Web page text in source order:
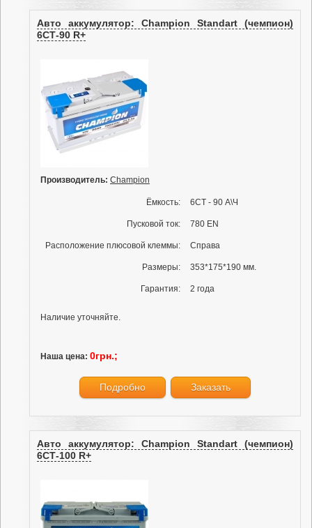
Авто аккумулятор: Champion Standart (чемпион)
6СТ-90 R+
Производитель: Champion
Ёмкость: 6СТ - 90 А\Ч
Пусковой ток: 780 EN
Расположение плюсовой клеммы: Справа
Размеры: 353*175*190 мм.
Гарантия: 2 года
Наличие уточняйте.
Наша цена: 0грн.;
Подробно Заказать
Авто аккумулятор: Champion Standart (чемпион)
6СТ-100 R+